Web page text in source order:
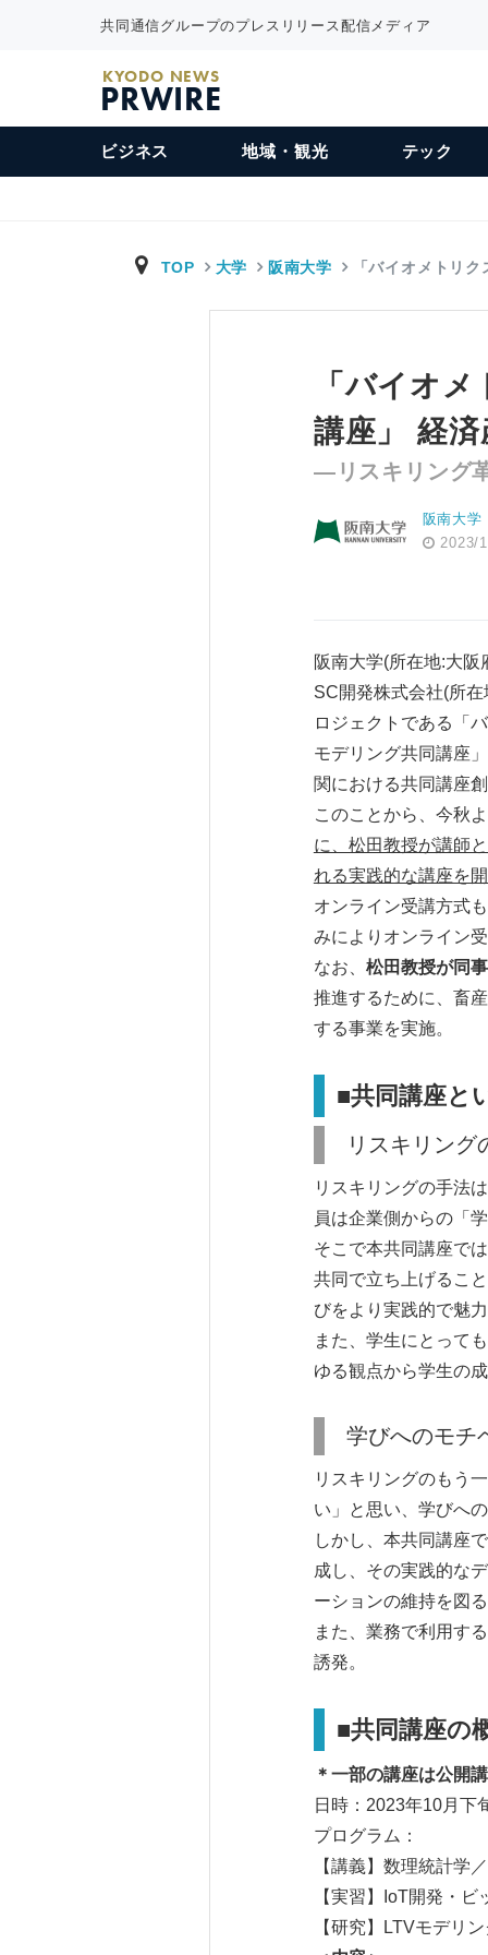
共同通信グループのプレスリリース配信メディア
KYODO NEWS
PRWIRE
ビジネス 地域・観光 テック
TOP 大学 阪南大学 「バイオメトリ
「バイオ
講座」 経
―リスキリング
阪南大学
2023/
阪南大学(所在地:大
SC開発株式会社(所
ロジェクトである「
モデリング共同講座
関における共同講座
このことから、今秋
に、松田教授が講師
れる実践的な講座を
オンライン受講方式
みによりオンライン
なお、 松田教授が同
推進するために、畜
する事業を実施。
■共同講座と
リスキリング
リスキリングの手法
員は企業側からの「
そこで本共同講座で
共同で立ち上げるこ
びをより実践的で魅
また、学生にとって
ゆる観点から学生の
学びへのモチ
リスキリングのもう
い」と思い、学びへ
しかし、本共同講座
成し、その実践的な
ーションの維持を図
また、業務で利用す
誘発。
■共同講座の
＊一部の講座は公開
日時：2023年10月下
プログラム：
【講義】数理統計学
【実習】IoT開発・
【研究】LTVモデリ